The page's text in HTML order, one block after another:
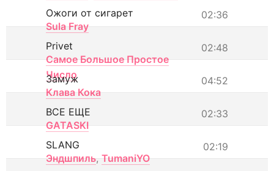
02:36
Ожоги от сигарет
Sula Fray
02:48
Privet
Самое Большое Простое
Число
04:52
Замуж
Клава Кока
02:33
ВСЕ ЕЩЕ
GATASKI
02:19
SLANG
Эндшпиль, TumaniYO